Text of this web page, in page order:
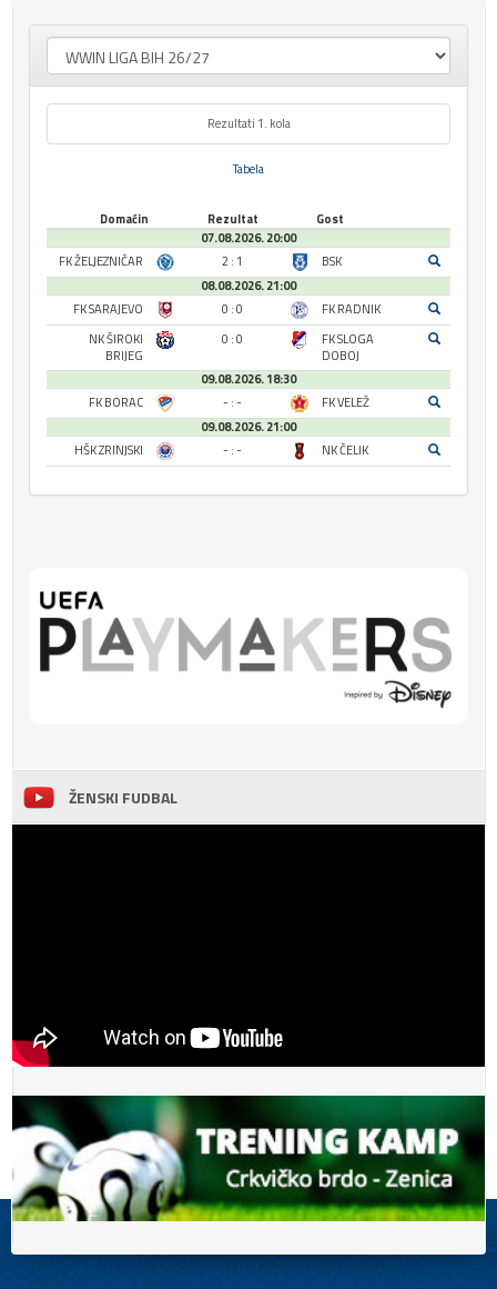
Rezultati 1. kola
Tabela
Domaćin Rezultat
Gost
07.08.2026. 20:00
FK ŽELJEZNIČAR
2 : 1
BSK
08.08.2026. 21:00
FK SARAJEVO
0 : 0
FK RADNIK
NK ŠIROKI
BRIJEG
0 : 0
FK SLOGA
DOBOJ
09.08.2026. 18:30
FK BORAC
- : -
FK VELEŽ
09.08.2026. 21:00
HŠK ZRINJSKI
- : - NK ČELIK
ŽENSKI FUDBAL